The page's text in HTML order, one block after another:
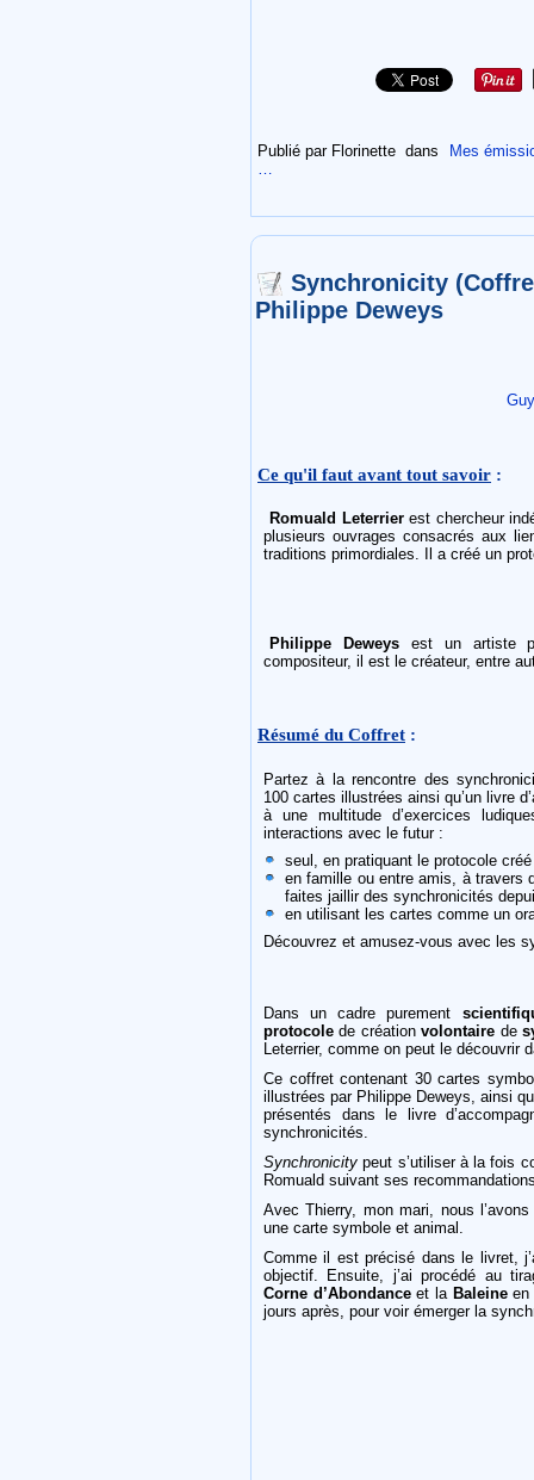
Publié par Florinette dans
Mes
Synchronicity
Philippe Deweys
Ce qu'il faut avant tout savoir :
Romuald Leterrierest chercheur
plusieurs ouvrages consacrés aux
traditions primordiales. Il a créé un
Philippe Deweysest un artiste
compositeur, il est le créateur, entre
Résumé du Coffret :
Partez à la rencontre des
100 cartes illustrées ainsi qu’un livre
à une multitude d’exercices
interactions avec le futur :
seul, en pratiquant le protocole
en famille ou entre amis, à travers
faites jaillir des synchronicités
en utilisant les cartes comme un
Découvrez et amusez-vous avec les
Dans un cadre purement
protocole de créationvolontaire de
Leterrier, comme on peut le découvrir
Ce coffret contenant 30 cartes
illustrées par Philippe Deweys, ainsi
présentés dans le livre
synchronicités.
Synchronicity peut s’utiliser à la fois
Romuald suivant ses
Avec Thierry, mon mari, nous
une carte symbole et animal.
Comme il est précisé dans le livret,
objectif. Ensuite, j’ai procédé au
Corne d’Abondanceet la Baleineen
jours après, pour voir émerger la